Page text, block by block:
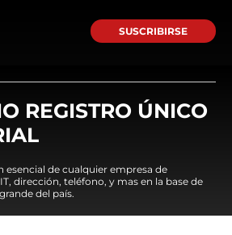
SUSCRIBIRSE
REGISTRO ÚNICO
esencial de cualquier empresa de
dirección, teléfono, y mas en la base de
del país.